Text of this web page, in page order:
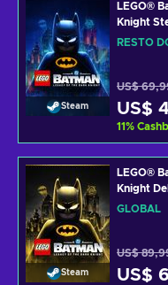
Steam
LEGO®
Knight
RESTO
US$
US$
11%
Steam
LEGO®
Knight
GLOBAL
GLOBAL
US$
US$